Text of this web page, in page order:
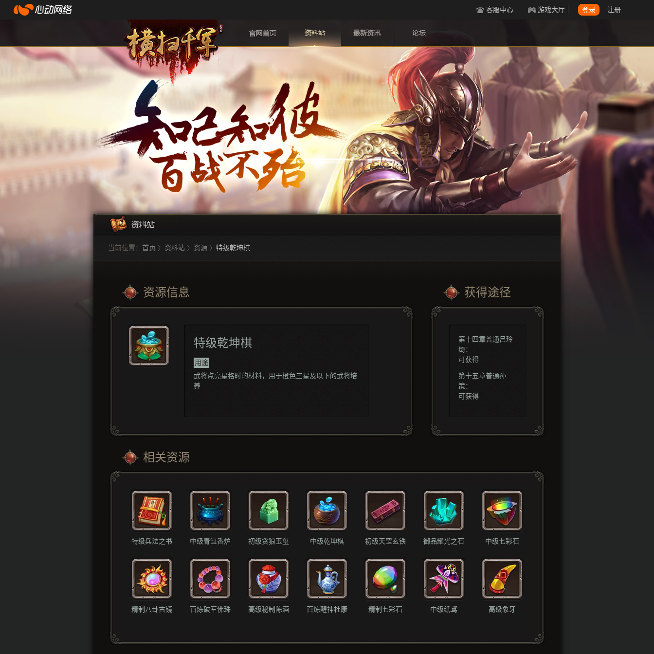
客服中心 游戏大厅 登录 注册
当前位置： 首页 〉 资料站 〉 资源 〉 特级乾坤棋
资源信息 获得途径
特级乾坤棋
用途
武将点亮星格时的材料，用于橙色三星及以下的武将培
养
第十四章普通吕玲
绮：
可获得
第十五章普通孙
策：
可获得
相关资源
特级兵法之书 中级青缸香炉 初级贪狼玉玺 中级乾坤棋 初级天罡玄铁 御品耀光之石 中级七彩石
精制八卦古镜 百炼破军佛珠 高级秘制陈酒 百炼醒神杜康 精制七彩石 中级纸鸢 高级象牙